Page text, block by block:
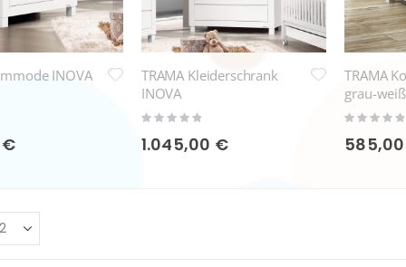
INOVA
€
TRAMA Kleiderschrank
INOVA
Rating:
1.045,00 €
TRAMA
grau-weiß
Rating: